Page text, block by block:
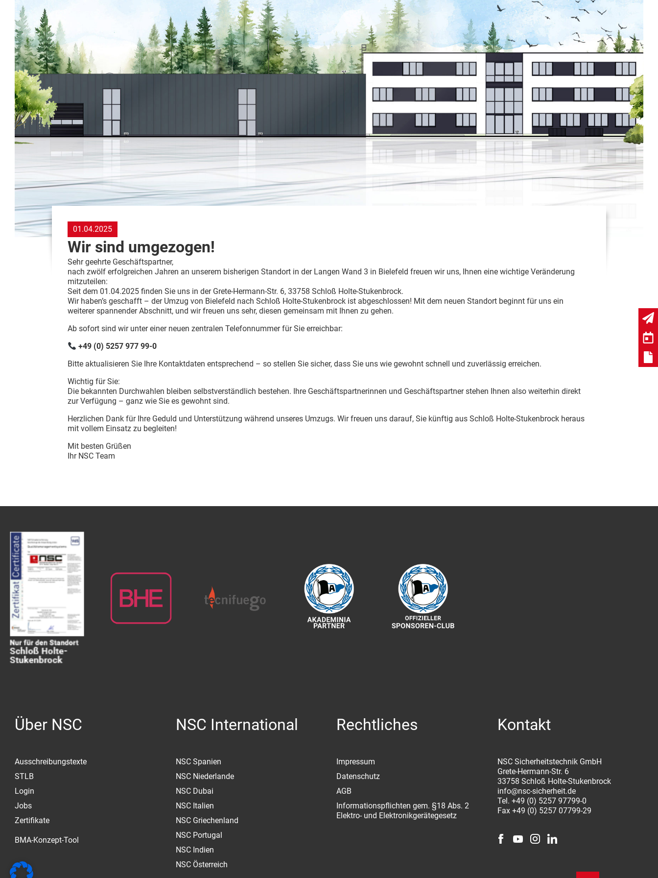
01.04.2025
Wir sind umgezogen!
Sehr geehrte Geschäftspartner,
nach zwölf erfolgreichen Jahren an unserem bisherigen Standort in der Langen Wand 3 in Bielefeld freuen wir uns, Ihnen eine wichtige Veränderung
mitzuteilen:
Seit dem 01.04.2025 finden Sie uns in der Grete-Hermann-Str. 6, 33758 Schloß Holte-Stukenbrock.
Wir haben’s geschafft – der Umzug von Bielefeld nach Schloß Holte-Stukenbrock ist abgeschlossen! Mit dem neuen Standort beginnt für uns ein
weiterer spannender Abschnitt, und wir freuen uns sehr, diesen gemeinsam mit Ihnen zu gehen.
Ab sofort sind wir unter einer neuen zentralen Telefonnummer für Sie erreichbar:
+49 (0) 5257 977 99-0
Bitte aktualisieren Sie Ihre Kontaktdaten entsprechend – so stellen Sie sicher, dass Sie uns wie gewohnt schnell und zuverlässig erreichen.
Wichtig für Sie:
Die bekannten Durchwahlen bleiben selbstverständlich bestehen. Ihre Geschäftspartnerinnen und Geschäftspartner stehen Ihnen also weiterhin direkt
zur Verfügung – ganz wie Sie es gewohnt sind.
Herzlichen Dank für Ihre Geduld und Unterstützung während unseres Umzugs. Wir freuen uns darauf, Sie künftig aus Schloß Holte-Stukenbrock heraus
mit vollem Einsatz zu begleiten!
Mit besten Grüßen
Ihr NSC Team
Über NSC
Ausschreibungstexte
STLB
Login
Jobs
Zertifikate
BMA-Konzept-Tool
NSC International
NSC Spanien
NSC Niederlande
NSC Dubai
NSC Italien
NSC Griechenland
NSC Portugal
NSC Indien
NSC Österreich
Rechtliches
Impressum
Datenschutz
AGB
Informationspflichten gem. §18 Abs. 2
Elektro- und Elektronikgerätegesetz
Kontakt
NSC Sicherheitstechnik GmbH
Grete-Hermann-Str. 6
33758 Schloß Holte-Stukenbrock
info@nsc-sicherheit.de
Tel. +49 (0) 5257 97799-0
Fax +49 (0) 5257 07799-29